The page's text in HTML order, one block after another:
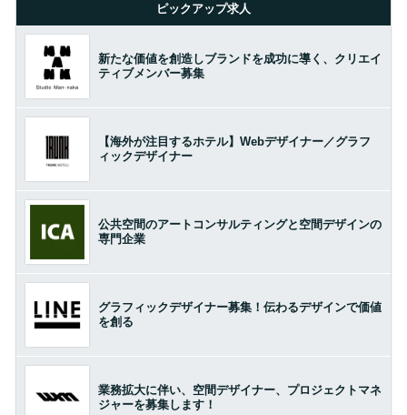
ピックアップ求人
新たな価値を創造しブランドを成功に導く、クリエイ
ティブメンバー募集
【海外が注目するホテル】Webデザイナー／グラフ
ィックデザイナー
公共空間のアートコンサルティングと空間デザインの
専門企業
グラフィックデザイナー募集！伝わるデザインで価値
を創る
業務拡大に伴い、空間デザイナー、プロジェクトマネ
ジャーを募集します！